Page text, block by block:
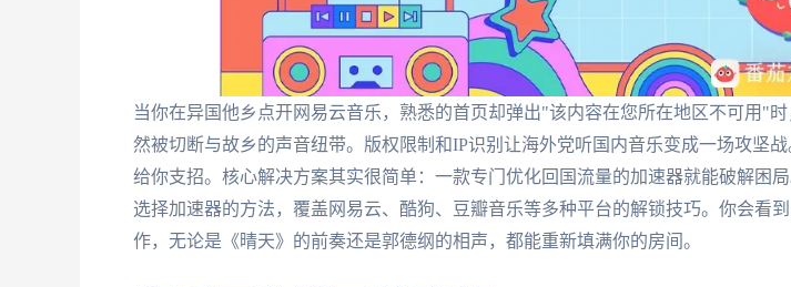
当你在异国他乡点开网易云音乐，熟悉的首页却弹出"该内容在您所在地区不可用"
然被切断与故乡的声音纽带。版权限制和IP识别让海外党听国内音乐变成一场攻坚
给你支招。核心解决方案其实很简单：一款专门优化回国流量的加速器就能破解困
选择加速器的方法，覆盖网易云、酷狗、豆瓣音乐等多种平台的解锁技巧。你会看
作，无论是《晴天》的前奏还是郭德纲的相声，都能重新填满你的房间。